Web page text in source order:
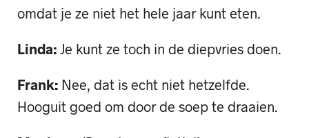
omdat je ze niet het hele jaar kunt eten.
Linda: Je kunt ze toch in de diepvries doen.
Frank: Nee, dat is echt niet hetzelfde.
Hooguit goed om door de soep te draaien.